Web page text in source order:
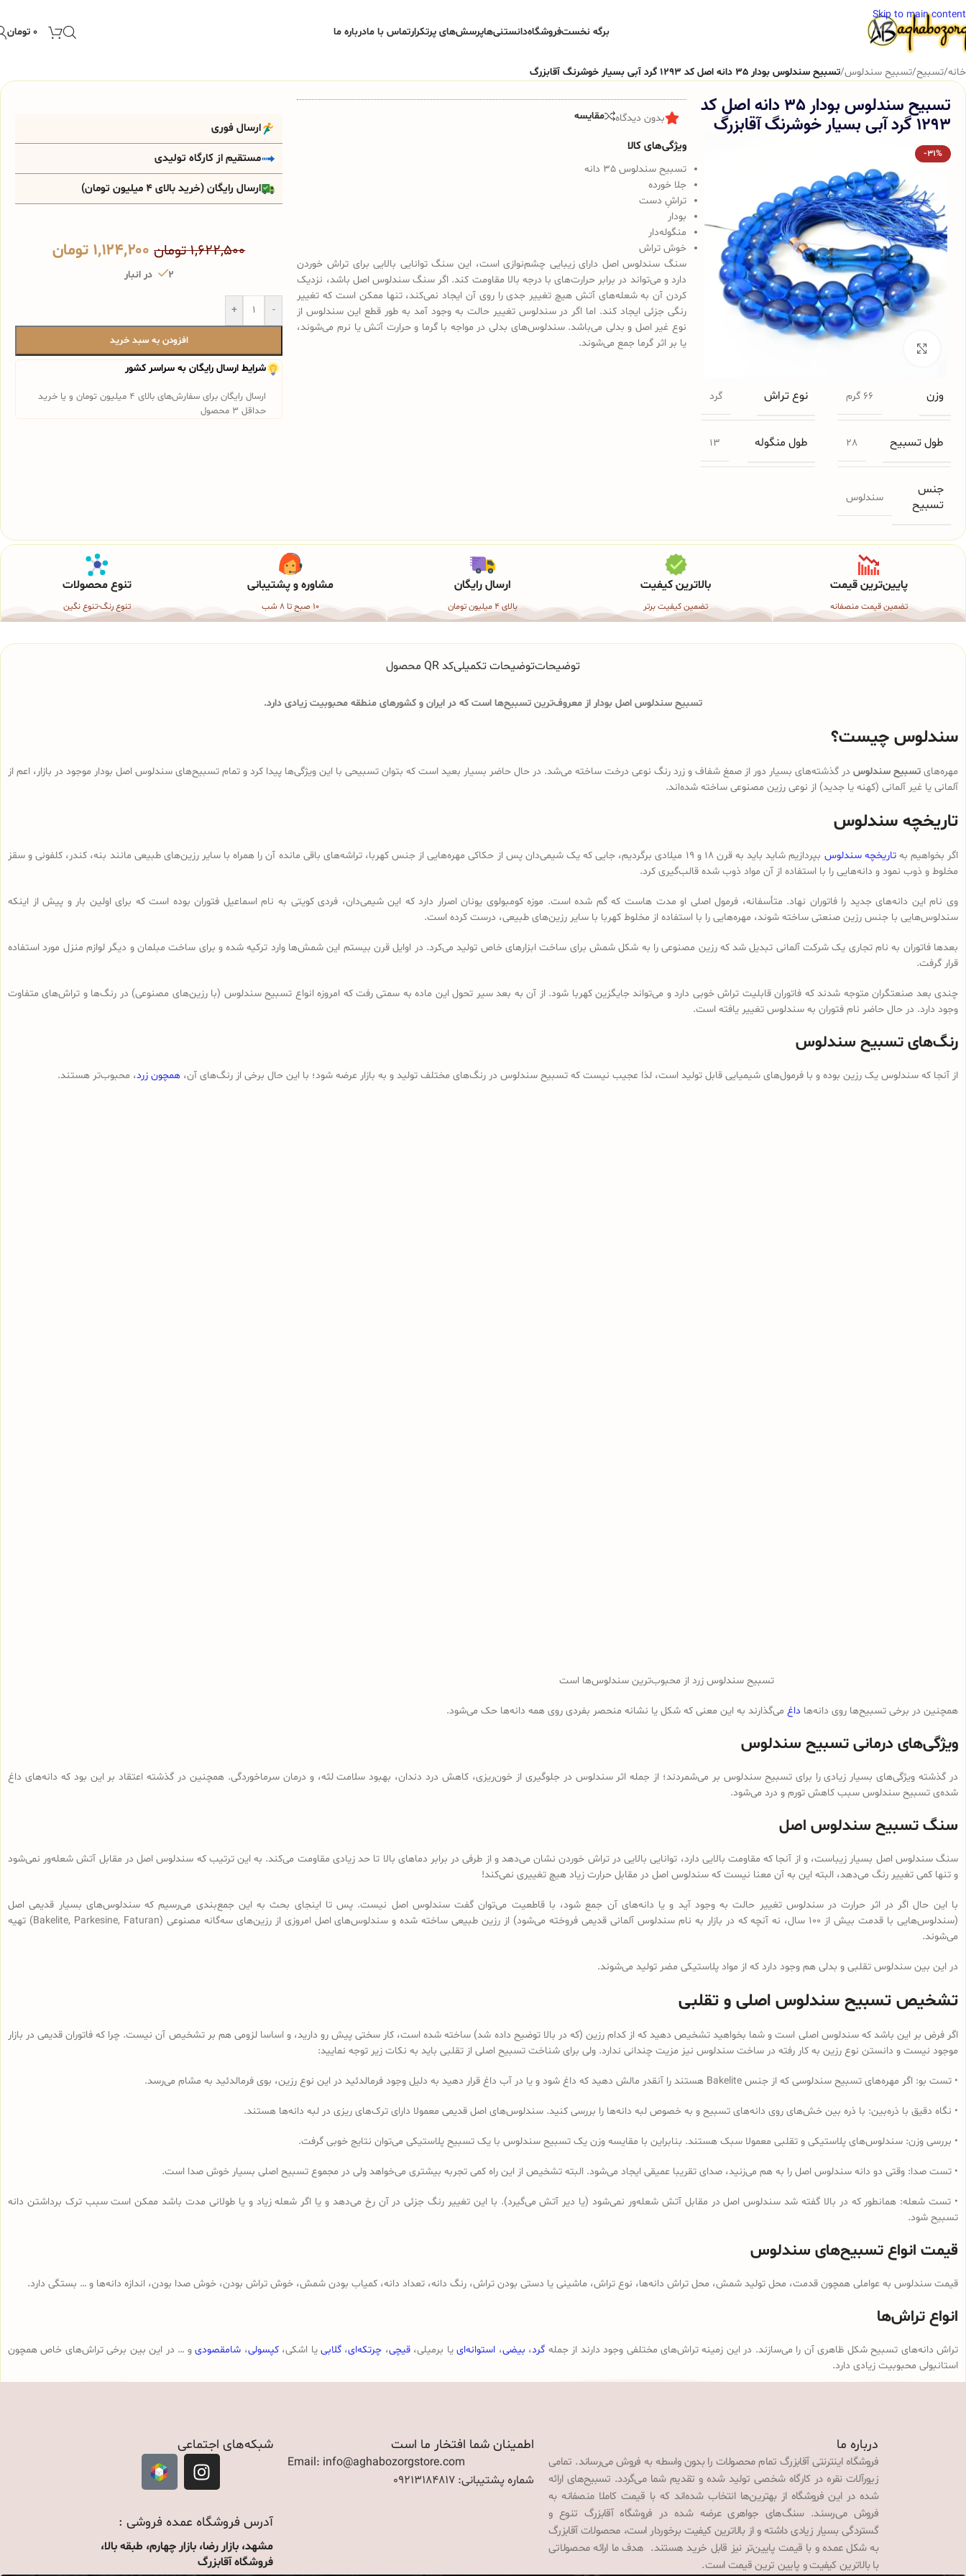
Skip to main content
برگه نخستفروشگاهدانستنی‌هاپرسش‌های پرتکرارتماس با مادرباره ما ۰ تومان
خانه/تسبیح/تسبیح سندلوس/تسبیح سندلوس بودار 35 دانه اصل کد 1293 گرد آبی بسیار خوشرنگ آقابزرگ
تسبیح سندلوس بودار 35 دانه اصل کد
1293 گرد آبی بسیار خوشرنگ آقابزرگ
-31%
وزن 66 گرم نوع تراش گرد
طول تسبیح 28 طول منگوله 13
جنس
تسبیح
سندلوس
بدون دیدگاه مقایسه
ویژگی‌های کالا
تسبیح سندلوس 35 دانه
جلا خورده
تراشِ دست
بودار
منگوله‌دار
خوش تراش
سنگ سندلوس اصل دارای زیبایی چشم‌نوازی است، این سنگ توانایی بالایی برای تراش خوردن
دارد و می‌تواند در برابر حرارت‌های با درجه بالا مقاومت کند. اگر سنگ سندلوس اصل باشد، نزدیک
کردن آن به شعله‌های آتش هیچ تغییر جدی را روی آن ایجاد نمی‌کند، تنها ممکن است که تغییر
رنگی جزئی ایجاد کند. اما اگر در سندلوس تغییر حالت به وجود آمد به طور قطع این سندلوس از
نوع غیر اصل و بدلی می‌باشد. سندلوس‌های بدلی در مواجه با گرما و حرارت آتش یا نرم می‌شوند،
یا بر اثر گرما جمع می‌شوند.
ارسال فوری
مستقیم از کارگاه تولیدی
ارسال رایگان (خرید بالای 4 میلیون تومان)
۱,۶۲۲,۵۰۰تومان ۱,۱۲۴,۲۰۰ تومان
2 در انبار
-
+
افزودن به سبد خرید
شرایط ارسال رایگان به سراسر کشور
ارسال رایگان برای سفارش‌های بالای 4 میلیون تومان و یا خرید
حداقل 3 محصول
پایین‌ترین قیمت
تضمین قیمت منصفانه
بالاترین کیفیت
تضمین کیفیت برتر
ارسال رایگان
بالای 4 میلیون تومان
مشاوره و پشتیبانی
10 صبح تا 8 شب
تنوع محصولات
تنوع رنگ-تنوع نگین
توضیحاتتوضیحات تکمیلیکد QR محصول
تسبیح سندلوس اصل بودار از معروف‌ترین تسبیح‌ها است که در ایران و کشورهای منطقه محبوبیت زیادی دارد.
سندلوس چیست؟
مهره‌های تسبیح سندلوس در گذشته‌های بسیار دور از صمغ شفاف و زرد رنگ نوعی درخت ساخته می‌شد. در حال حاضر بسیار بعید است که بتوان تسبیحی با این ویژگی‌ها پیدا کرد و تمام تسبیح‌های سندلوس‌ اصل بودار موجود در بازار، اعم از
آلمانی یا غیر آلمانی (کهنه یا جدید) از نوعی رزین مصنوعی ساخته شده‌اند.
تاریخچه سندلوس
اگر بخواهیم بهتاریخچه سندلوس
بپردازیم شاید باید به قرن 18 و 19 میلادی برگردیم، جایی که یک شیمی‌دان پس از حکاکی مهره‌هایی از جنس کهربا، تراشه‌های باقی مانده آن را همراه با سایر رزین‌های طبیعی مانند بنه، کندر، کلفونی و سقز
مخلوط و ذوب نمود و دانه‌هایی را با استفاده از آن مواد ذوب شده قالب‌گیری کرد.
وی نام این دانه‌های جدید را فاتوران نهاد. متأسفانه، فرمول اصلی او مدت هاست که گم شده است. موزه کومبولوی یونان اصرار دارد که این شیمی‌دان، فردی کویتی به نام اسماعیل فتوران بوده است که برای اولین بار و پیش از اینکه
سندلوس‌هایی با جنس رزین صنعتی ساخته شوند، مهره‌هایی را با استفاده از مخلوط کهربا با سایر رزین‌های طبیعی، درست کرده است.
بعدها فاتوران به نام تجاری یک شرکت آلمانی تبدیل شد که رزین مصنوعی را به شکل شمش برای ساخت ابزارهای خاص تولید می‌کرد. در اوایل قرن بیستم این شمش‌ها وارد ترکیه شده و برای ساخت مبلمان و دیگر لوازم منزل مورد استفاده
قرار گرفت.
چندی بعد صنعتگران متوجه شدند که فاتوران قابلیت تراش خوبی دارد و می‌تواند جایگزین کهربا شود. از آن به بعد سیر تحول این ماده به سمتی رفت که امروزه انواع تسبیح‌ سندلوس (با رزین‌های مصنوعی) در رنگ‌ها و تراش‌های متفاوت
وجود دارد. در حال حاضر نام فتوران به سندلوس تغییر یافته است.
رنگ‌های تسبیح سندلوس
از آنجا که سندلوس یک رزین بوده و با فرمول‌های شیمیایی قابل تولید است، لذا عجیب نیست که تسبیح سندلوس در رنگ‌های مختلف تولید و به بازار عرضه شود؛ با این حال برخی از رنگ‌های آن، همچون زرد، محبوب‌تر هستند.
تسبیح سندلوس زرد از محبوب‌ترین سندلوس‌ها است
همچنین در برخی تسبیح‌ها روی دانه‌ها داغ می‌گذارند به این معنی که شکل یا نشانه منحصر بفردی روی همه دانه‌ها حک می‌شود.
ویژگی‌های درمانی تسبیح سندلوس
در گذشته ویژگی‌های بسیار زیادی را برای تسبیح سندلوس بر می‌شمردند؛ از جمله اثر سندلوس در جلوگیری از خون‌ریزی، کاهش درد دندان، بهبود سلامت لثه، و درمان سرماخوردگی. همچنین در گذشته اعتقاد بر این بود که دانه‌های داغ
شده‌ی تسبیح سندلوس سبب کاهش تورم و درد می‌شود.
سنگ تسبیح سندلوس اصل
سنگ سندلوس اصل بسیار زیباست، و از آنجا که مقاومت بالایی دارد، توانایی بالایی در تراش خوردن نشان می‌دهد و از طرفی در برابر دماهای بالا تا حد زیادی مقاومت می‌کند. به این ترتیب که سندلوس اصل در مقابل آتش شعله‌ور نمی‌شود
و تنها کمی تغییر رنگ می‌دهد، البته این به آن معنا نیست که سندلوس اصل در مقابل حرارت زیاد هیچ تغییری نمی‌کند!
با این حال اگر در اثر حرارت در سندلوس تغییر حالت به وجود آید و یا دانه‌های آن جمع شود، با قاطعیت می‌توان گفت سندلوس اصل نیست. پس تا اینجای بحث به این جمع‌بندی می‌رسیم که سندلوس‌های بسیار قدیمی اصل
(سندلوس‌هایی با قدمت بیش از 100 سال، نه آنچه که در بازار به نام سندلوس آلمانی قدیمی فروخته می‌شود) از رزین طبیعی ساخته شده و سندلوس‌‌های اصل امروزی از رزین‌های سه‌گانه مصنوعی (Bakelite, Parkesine, Faturan) تهیه
می‌شوند.
در این بین سندلوس تقلبی و بدلی هم وجود دارد که از مواد پلاستیکی مضر تولید می‌شوند.
تشخیص تسبیح سندلوس اصلی و تقلبی
اگر فرض بر این باشد که سندلوس اصلی است و شما بخواهید تشخیص دهید که از کدام رزین (که در بالا توضیح داده شد) ساخته شده است، کار سختی پیش رو دارید، و اساسا لزومی هم بر تشخیص آن نیست. چرا که فاتوران قدیمی در بازار
موجود نیست و دانستن نوع رزین به کار رفته در ساخت سندلوس نیز مزیت چندانی ندارد. ولی برای شناخت تسبیح اصلی از تقلبی باید به نکات زیر توجه نمایید:
• تست بو: اگر مهره‌های تسبیح‌ سندلوسی که از جنس Bakelite هستند را آنقدر مالش دهید که داغ شود و یا در آب داغ قرار دهید به دلیل وجود فرمالدئید در این نوع رزین، بوی فرمالدئید به مشام می‌رسد.
• نگاه دقیق با ذره‌بین: با ذره بین خش‌های روی دانه‌های تسبیح و به خصوص لبه دانه‌ها را بررسی کنید. سندلوس‌های اصل قدیمی معمولا دارای ترک‌های ریزی در لبه دانه‌ها هستند.
• بررسی وزن: سندلوس‌های پلاستیکی و تقلبی معمولا سبک هستند. بنابراین با مقایسه وزن یک تسبیح سندلوس با یک تسبیح پلاستیکی می‌توان نتایج خوبی گرفت.
• تست صدا: وقتی دو دانه سندلوس اصل را به هم می‌زنید، صدای تقریبا عمیقی ایجاد می‌شود. البته تشخیص از این راه کمی تجربه بیشتری می‌خواهد ولی در مجموع تسبیح اصلی بسیار خوش صدا است.
• تست شعله: همانطور که در بالا گفته شد سندلوس اصل در مقابل آتش شعله‌ور نمی‌شود (یا دیر آتش می‌گیرد). با این تغییر رنگ جزئی در آن رخ می‌دهد و یا اگر شعله زیاد و یا طولانی مدت باشد ممکن است سبب ترک برداشتن دانه
تسبیح شود.
قیمت انواع تسبیح‌های سندلوس
قیمت سندلوس به عواملی همچون قدمت، محل تولید شمش، محل تراش دانه‌ها، نوع تراش، ماشینی یا دستی بودن تراش، رنگ دانه، تعداد دانه، کمیاب بودن شمش، خوش تراش بودن، خوش صدا بودن، اندازه دانه‌ها و … بستگی دارد.
انواع تراش‌ها
تراش دانه‌های تسبیح شکل ظاهری آن را می‌سازند. در این زمینه تراش‌های مختلفی وجود دارند از جمله گرد، بیضی، استوانه‌اییا برمیلی،قیچی، چرتکه‌ای، گلابی یا اشکی،کپسولی، شامقصودیو … در این بین برخی تراش‌های خاص همچون
استانبولی محبوبیت زیادی دارد.
درباره ما
فروشگاه اینترنتی آقابزرگ تمام محصولات را بدون واسطه به فروش می‌رساند. تمامی
زیورآلات نقره در کارگاه شخصی تولید شده و تقدیم شما می‌گردد. تسبیح‌های ارائه
شده در این فروشگاه از بهترین‌ها انتخاب شده‌اند که با قیمت کاملا منصفانه به
فروش می‌رسند. سنگ‌های جواهری عرضه شده در فروشگاه آقابزرگ تنوع و
گستردگی بسیار زیادی داشته و از بالاترین کیفیت برخوردار است، محصولات آقابزرگ
به شکل عمده و با قیمت پایین‌تر نیز قابل خرید هستند. هدف ما ارائه محصولاتی
با بالاترین کیفیت و پایین ترین قیمت است.
اطمینان شما افتخار ما است
Email: info@aghabozorgstore.com
شماره پشتیبانی: 09213184817
شبکه‌های اجتماعی
آدرس فروشگاه عمده فروشی :
مشهد، بازار رضا، بازار چهارم، طبقه بالا،
فروشگاه آقابزرگ